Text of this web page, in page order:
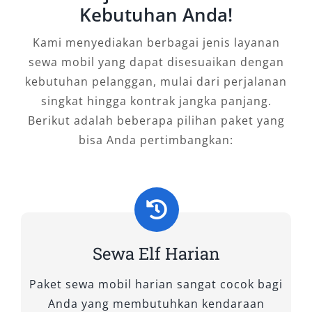
Tipe Mobil Elf yang Kami
Sewakan
Dalam memenuhi kebutuhan transportasi
rombongan yang praktis dan nyaman, Salsa
Wisata menyediakan beragam tipe mobil Elf
berkualitas dengan layanan terbaik. Setiap tipe
perjalanan Anda—baik dalam kota, luar kota,
wisata keluarga besar, hingga kegiatan dinas
atau ziarah. Berikut adalah tiga tipe mobil Elf
yang kami sewakan, lengkap dengan fitur dan
1. Elf Long (18–20 Seat)
Kebutuhan Anda!
Kami menyediakan berbagai jenis layanan
sewa mobil yang dapat disesuaikan dengan
kebutuhan pelanggan, mulai dari perjalanan
singkat hingga kontrak jangka panjang.
Berikut adalah beberapa pilihan paket yang
bisa Anda pertimbangkan:
Sewa Elf Harian
Paket sewa mobil harian sangat cocok bagi
Anda yang membutuhkan kendaraan